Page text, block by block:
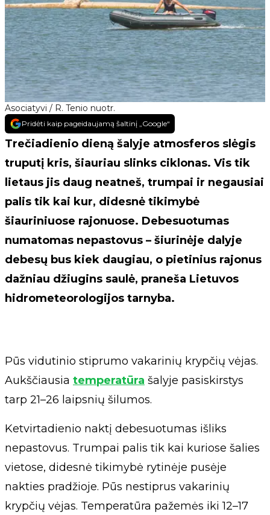
Asociatyvi / R. Tenio nuotr.
Pridėti kaip pageidaujamą šaltinį „Google“
Trečiadienio dieną šalyje atmosferos slėgis
truputį kris, šiauriau slinks ciklonas. Vis tik
lietaus jis daug neatneš, trumpai ir negausiai
palis tik kai kur, didesnė tikimybė
šiauriniuose rajonuose. Debesuotumas
numatomas nepastovus – šiurinėje dalyje
debesų bus kiek daugiau, o pietinius rajonus
dažniau džiugins saulė, praneša Lietuvos
hidrometeorologijos tarnyba.
Pūs vidutinio stiprumo vakarinių krypčių vėjas.
Aukščiausia temperatūra šalyje pasiskirstys
tarp 21–26 laipsnių šilumos.
Ketvirtadienio naktį debesuotumas išliks
nepastovus. Trumpai palis tik kai kuriose šalies
vietose, didesnė tikimybė rytinėje pusėje
nakties pradžioje. Pūs nestiprus vakarinių
krypčių vėjas. Temperatūra pažemės iki 12–17